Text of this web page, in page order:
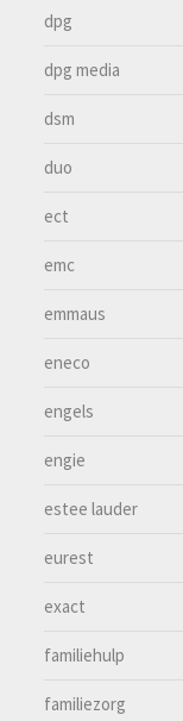
dpg
dpg media
dsm
duo
ect
emc
emmaus
eneco
engels
engie
estee lauder
eurest
exact
familiehulp
familiezorg